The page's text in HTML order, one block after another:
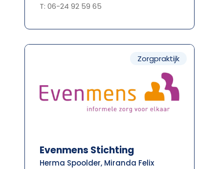
T: 06-24 92 59 65
Zorgpraktijk
Evenmens Stichting
Herma Spoolder, Miranda Felix